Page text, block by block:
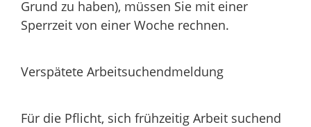
Grund zu haben), müssen Sie mit einer
Sperrzeit von einer Woche rechnen.
Verspätete Arbeitsuchendmeldung
Für die Pflicht, sich frühzeitig Arbeit suchend